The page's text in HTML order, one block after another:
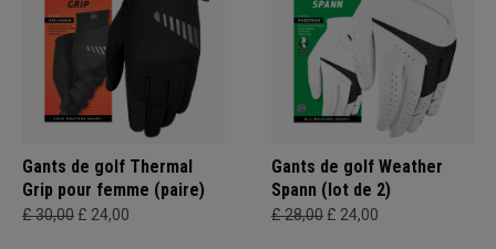
Gants de golf Thermal
Grip pour femme (paire)
£ 30,00 £ 24,00
Gants de golf Weather
Spann (lot de 2)
£ 28,00 £ 24,00